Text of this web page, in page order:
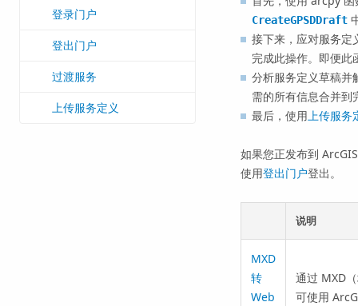
登录门户
登出门户
过渡服务
上传服务定义
CreateGPSDDraft
接下来，应对服务定
完成此操作。即便
分析服务定义草稿并
需的所有信息合并到
最后，使用上传服务
如果您正发布到
使用登出门户登出。
说明
MXD
转
Web
通过 MXD
可使用